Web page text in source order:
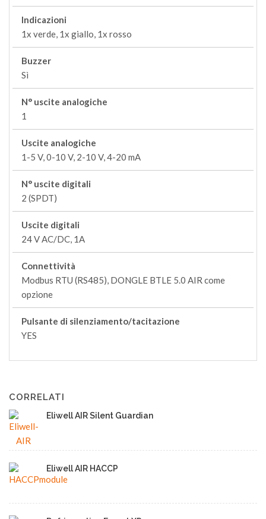
Indicazioni
1x verde, 1x giallo, 1x rosso
Buzzer
Sì
N° uscite analogiche
1
Uscite analogiche
1-5 V, 0-10 V, 2-10 V, 4-20 mA
N° uscite digitali
2 (SPDT)
Uscite digitali
24 V AC/DC, 1A
Connettività
Modbus RTU (RS485), DONGLE BTLE 5.0 AIR come
opzione
Pulsante di silenziamento/tacitazione
YES
CORRELATI
Eliwell AIR Silent Guardian
Eliwell AIR HACCP